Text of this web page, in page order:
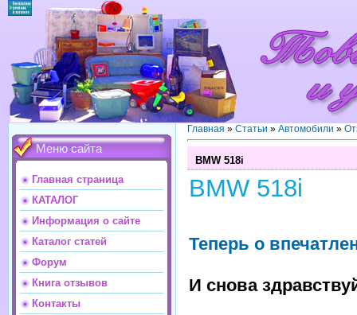
Меню сайта
Главная страница
КАТАЛОГ
Информация о сайте
Каталог статей
Форум
Книга отзывов
Контакты
Главная » Статьи » Автомобили »
BMW 518i
BMW 518i
Теперь о
И снова